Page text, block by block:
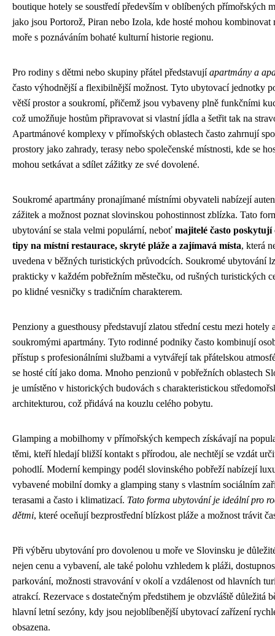
boutique hotely se soustředí především v oblíbených přímořských
jako jsou Portorož, Piran nebo Izola, kde hosté mohou kombinovat
moře s poznáváním bohaté kulturní historie regionu.
Pro rodiny s dětmi nebo skupiny přátel představujíapartmány a
často výhodnější a flexibilnější možnost. Tyto ubytovací jednotky
větší prostor a soukromí, přičemž jsou vybaveny plně funkčními
což umožňuje hostům připravovat si vlastní jídla a šetřit tak na
Apartmánové komplexy v přímořských oblastech často zahrnují
prostory jako zahrady, terasy nebo společenské místnosti, kde se
mohou setkávat a sdílet zážitky ze své dovolené.
Soukromé apartmány pronajímané místními obyvateli nabízejí
zážitek a možnost poznat slovinskou pohostinnost zblízka. Tato
ubytování se stala velmi populární, neboť majitelé často poskytují
tipy na místní restaurace, skryté pláže a zajímavá místa, která
uvedena v běžných turistických průvodcích. Soukromé ubytování
prakticky v každém pobřežním městečku, od rušných turistických
po klidné vesničky s tradičním charakterem.
Penziony a guesthousy představují zlatou střední cestu mezi hotely
soukromými apartmány. Tyto rodinné podniky často kombinují
přístup s profesionálními službami a vytvářejí tak přátelskou
se hosté cítí jako doma. Mnoho penzionů v pobřežních oblastech
je umístěno v historických budovách s charakteristickou
architekturou, což přidává na kouzlu celého pobytu.
Glamping a mobilhomy v přímořských kempech získávají na
těmi, kteří hledají bližší kontakt s přírodou, ale nechtějí se vzdát
pohodlí. Moderní kempingy podél slovinského pobřeží nabízejí
vybavené mobilní domky a glamping stany s vlastním sociálním
terasami a často i klimatizací. Tato forma ubytování je ideální pro
dětmi, které oceňují bezprostřední blízkost pláže a možnost trávit
Při výběru ubytování pro dovolenou u moře ve Slovinsku je
nejen cenu a vybavení, ale také polohu vzhledem k pláži,
parkování, možnosti stravování v okolí a vzdálenost od hlavních
atrakcí. Rezervace s dostatečným předstihem je obzvláště důležitá
hlavní letní sezóny, kdy jsou nejoblíbenější ubytovací zařízení
obsazena.